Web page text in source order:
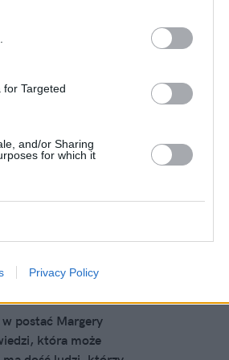
Targeted
and/or Sharing
for which it
Privacy Policy
sezonu „Gry o
ostatnie kilka
serialu:
postać Margery
która może